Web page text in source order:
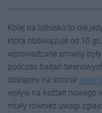
Kolej na lotnisko to nie
która obowiązuje od 10
wprowadzane zmiany
podczas badań
dostępny na stronie
wpływ na kształt nowego
miały również uwagi